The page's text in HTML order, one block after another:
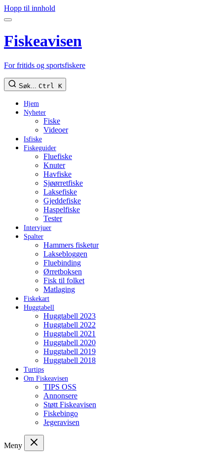
Hopp til innhold
Fiskeavisen
For fritids og sportsfiskere
Søk... Ctrl K
Hjem
Nyheter
Fiske
Videoer
Isfiske
Fiskeguider
Fluefiske
Knuter
Havfiske
Sjøørretfiske
Laksefiske
Gjeddefiske
Haspelfiske
Tester
Intervjuer
Spalter
Hammers fisketur
Laksebloggen
Fluebinding
Ørretboksen
Fisk til folket
Matlaging
Fiskekart
Huggtabell
Huggtabell 2023
Huggtabell 2022
Huggtabell 2021
Huggtabell 2020
Huggtabell 2019
Huggtabell 2018
Turtips
Om Fiskeavisen
TIPS OSS
Annonsere
Støtt Fiskeavisen
Fiskebingo
Jegeravisen
Meny